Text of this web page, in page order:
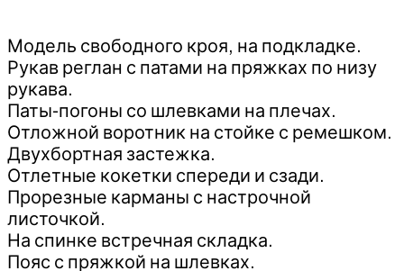
Модель свободного кроя, на подкладке.
Рукав реглан с патами на пряжках по низу
рукава.
Паты-погоны со шлевками на плечах.
Отложной воротник на стойке с ремешком.
Двухбортная застежка.
Отлетные кокетки спереди и сзади.
Прорезные карманы с настрочной
листочкой.
На спинке встречная складка.
Пояс с пряжкой на шлевках.